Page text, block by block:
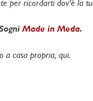
per ricordarti dov'è la
Made in Meda.
a casa propria, qui.